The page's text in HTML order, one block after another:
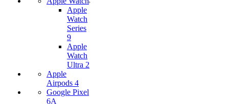
Apple
Watch
Series
9
Apple
Watch
Ultra 2
Apple
Airpods 4
Google Pixel
6A